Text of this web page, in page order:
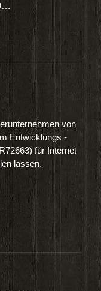
von
Entwicklungs -
für Internet
lassen.